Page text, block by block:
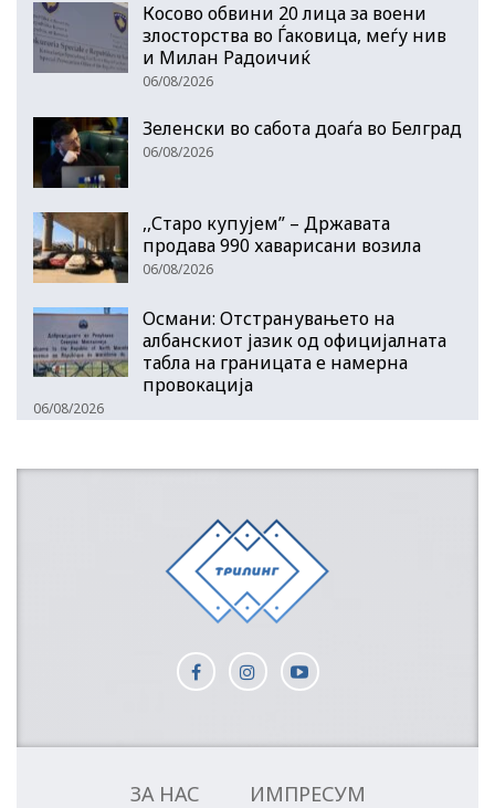
Косово обвини 20 лица за воени
злосторства во Ѓаковица, меѓу нив
и Милан Радоичиќ
06/08/2026
Зеленски во сабота доаѓа во Белград
06/08/2026
,,Старо купујем” – Државата
продава 990 хаварисани возила
06/08/2026
Османи: Отстранувањето на
албанскиот јазик од официјалната
табла на границата е намерна
провокација
06/08/2026
ЗА НАС ИМПРЕСУМ